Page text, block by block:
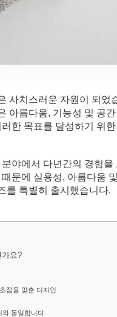
사치스러운 자원이 되
아름다움, 기능성 및 공
한 목표를 달성하기 위
야에서 다년간의 경험
문에 실용성, 아름다움
를 특별히 출시했습니다.
요?
점을 맞춘 디자인
동일합니다.